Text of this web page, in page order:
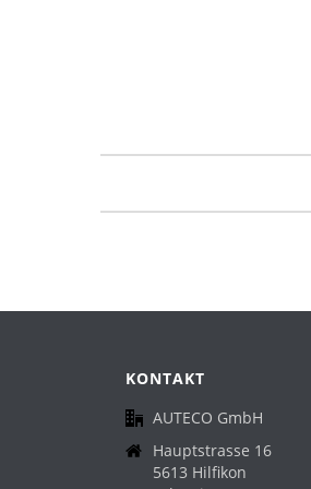
KONTAKT
AUTECO GmbH
Hauptstrasse 16
5613 Hilfikon